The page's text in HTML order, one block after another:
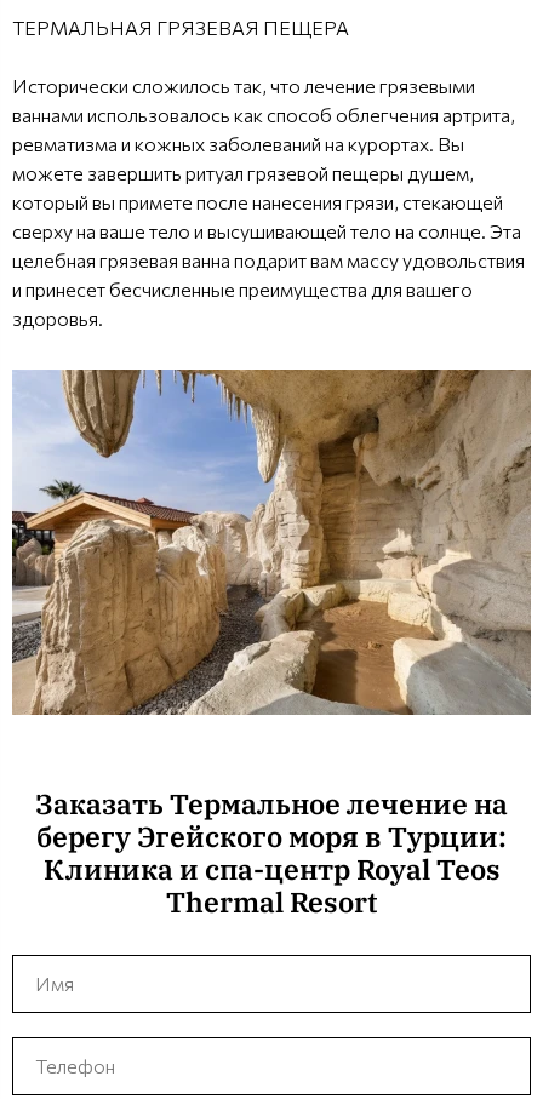
ТЕРМАЛЬНАЯ ГРЯЗЕВАЯ ПЕЩЕРА
Исторически сложилось так, что лечение грязевыми
ваннами использовалось как способ облегчения артрита,
ревматизма и кожных заболеваний на курортах. Вы
можете завершить ритуал грязевой пещеры душем,
который вы примете после нанесения грязи, стекающей
сверху на ваше тело и высушивающей тело на солнце. Эта
целебная грязевая ванна подарит вам массу удовольствия
и принесет бесчисленные преимущества для вашего
здоровья.
Заказать Термальное лечение на
берегу Эгейского моря в Турции:
Клиника и спа-центр Royal Teos
Thermal Resort